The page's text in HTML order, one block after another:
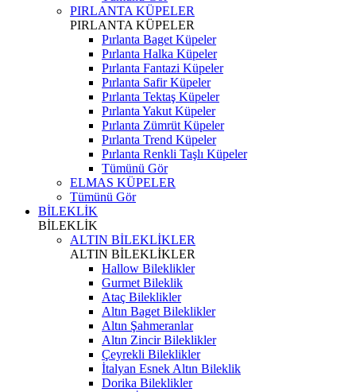
PIRLANTA KÜPELER
PIRLANTA KÜPELER
Pırlanta Baget Küpeler
Pırlanta Halka Küpeler
Pırlanta Fantazi Küpeler
Pırlanta Safir Küpeler
Pırlanta Tektaş Küpeler
Pırlanta Yakut Küpeler
Pırlanta Zümrüt Küpeler
Pırlanta Trend Küpeler
Pırlanta Renkli Taşlı Küpeler
Tümünü Gör
ELMAS KÜPELER
Tümünü Gör
BİLEKLİK
BİLEKLİK
ALTIN BİLEKLİKLER
ALTIN BİLEKLİKLER
Hallow Bileklikler
Gurmet Bileklik
Ataç Bileklikler
Altın Baget Bileklikler
Altın Şahmeranlar
Altın Zincir Bileklikler
Çeyrekli Bileklikler
İtalyan Esnek Altın Bileklik
Dorika Bileklikler